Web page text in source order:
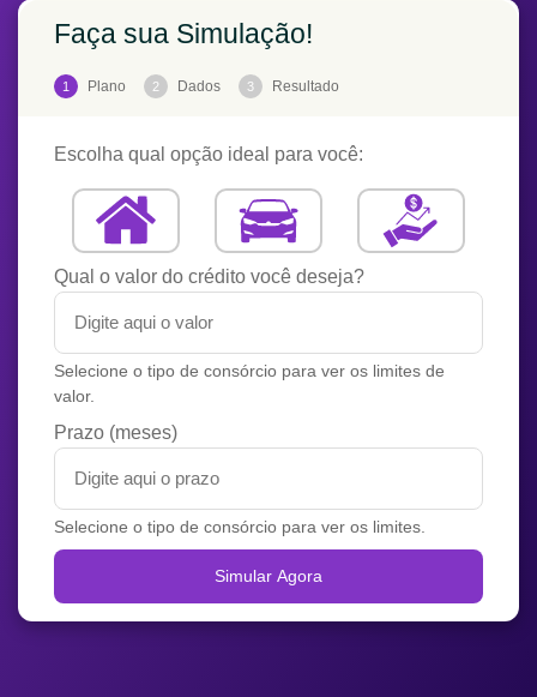
Faça sua Simulação!
1 Plano 2 Dados 3 Resultado
Escolha qual opção ideal para você:
Qual o valor do crédito você deseja?
Selecione o tipo de consórcio para ver os limites de
valor.
Prazo (meses)
Selecione o tipo de consórcio para ver os limites.
Simular Agora